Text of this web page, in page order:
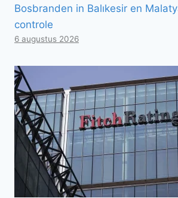
Bosbranden in Balıkesir en
controle
6 augustus 2026